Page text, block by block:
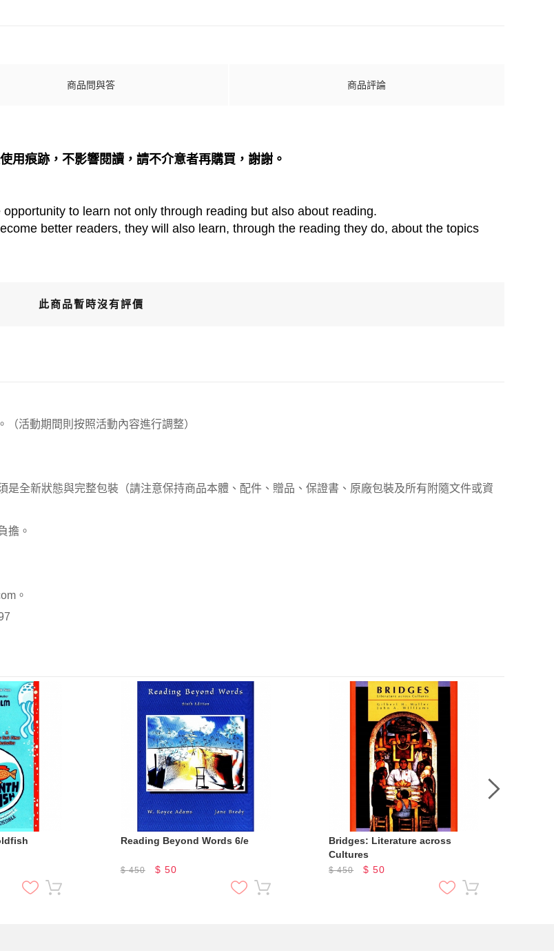
商品問與答 商品評論
用痕跡，不影響閱讀，請不介意者再購買，謝謝。
to learn not only through reading but also about reading.
better readers, they will also learn, through the reading they do, about the topics
此商品暫時沒有評價
活動期間則按照活動內容進行調整）
全新狀態與完整包裝（請注意保持商品本體、配件、贈品、保證書、原廠包裝及所有附隨文件或資
擔。
。
Reading Beyond Words 6/e
$450 $ 50
Bridges: Literature across
Cultures
$450 $50